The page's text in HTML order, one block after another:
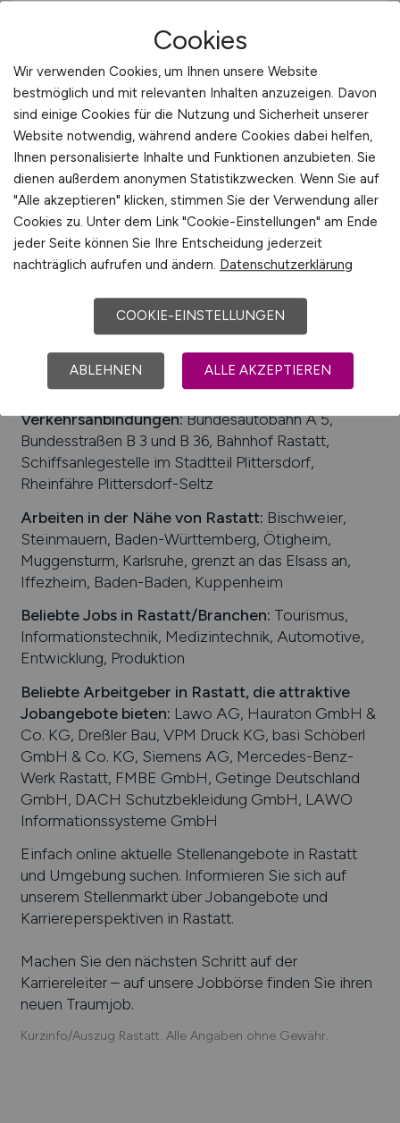
Sachbearbeiter Pre Sales
(m/w/d)
Hays
20.05.2026
1
Stadt:Rastatt
Einwohner:ca. 50.000
Verkehrsanbindungen:Bundesautobahn A 5,
Bundesstraßen B 3 und B 36, Bahnhof Rastatt,
Schiffsanlegestelle im Stadtteil Plittersdorf,
Rheinfähre Plittersdorf-Seltz
Arbeiten in der Nähe von Rastatt: Bischweier,
Steinmauern, Baden-Württemberg, Ötigheim,
Muggensturm, Karlsruhe, grenzt an das Elsass an,
Iffezheim, Baden-Baden, Kuppenheim
Beliebte Jobs in Rastatt/Branchen: Tourismus,
Informationstechnik, Medizintechnik, Automotive,
Entwicklung, Produktion
Beliebte Arbeitgeber in Rastatt, die attraktive
Jobangebote bieten: Lawo AG, Hauraton GmbH &
Co. KG, Dreßler Bau, VPM Druck KG, basi Schöberl
GmbH & Co. KG, Siemens AG, Mercedes-Benz-
Werk Rastatt, FMBE GmbH, Getinge Deutschland
GmbH, DACH Schutzbekleidung GmbH, LAWO
Informationssysteme GmbH
Einfach online aktuelle Stellenangebote in Rastatt
und Umgebung suchen. Informieren Sie sich auf
unserem Stellenmarkt über Jobangebote und
Karriereperspektiven in Rastatt.
Machen Sie den nächsten Schritt auf der
Karriereleiter – auf unsere Jobbörse finden Sie ihren
neuen Traumjob.
Kurzinfo/Auszug Rastatt. Alle Angaben ohne Gewähr.
Cookies
Wir verwenden Cookies, um Ihnen unsere Website
bestmöglich und mit relevanten Inhalten anzuzeigen. Davon
sind einige Cookies für die Nutzung und Sicherheit unserer
Website notwendig, während andere Cookies dabei helfen,
Ihnen personalisierte Inhalte und Funktionen anzubieten. Sie
dienen außerdem anonymen Statistikzwecken. Wenn Sie auf
"Alle akzeptieren" klicken, stimmen Sie der Verwendung aller
Cookies zu. Unter dem Link "Cookie-Einstellungen" am Ende
jeder Seite können Sie Ihre Entscheidung jederzeit
nachträglich aufrufen und ändern. Datenschutzerklärung
COOKIE-EINSTELLUNGEN
ABLEHNEN ALLE AKZEPTIEREN